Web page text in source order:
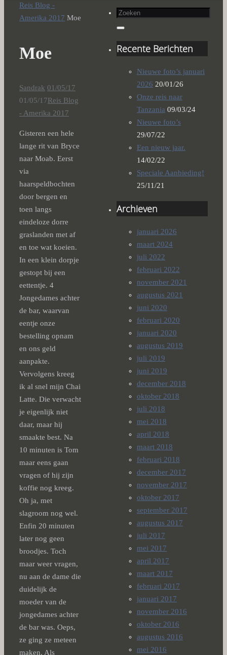
Home
Reis Blog -
Amerika 2017 Moe
Moe
Sandrak 01/05/17
01/05/17Reis Blog
- Amerika 2017
Gisteren een hele
lange rit van Bryce
naar Moab. Eerst
via
haarspeldbochten
door bergen en
toen langs
eindeloze dorre
graslanden met af
en toe wat koeien.
In een klein dorpje
gestopt bij een
eettentje. 4
Jongedames achter
de bar, waarvan
eentje onze
bestelling opnam
en ons geld
aanpakte.
Vervolgens kreeg
ik al snel mijn Chai
Latte. Die verwacht
je eigenlijk niet
daar, maar hij
smaakte best. Na
10 minuten is Tom
maar eens gaan
vragen of hij zijn
koffie nog kreeg.
Oh ja, met
slagroom nog wel.
Enfin 20 minuten
later nog geen
broodjes. Toch
maar weer vragen,
nu aan de dame die
duidelijk de
moeder van de
jongedames achter
de bar was. Oeps,
ze ging ze meteen
maken. Als
Zoeken
naar:
Zoeken
Recente Berichten
Nieuwe foto’s januari
2026 20/01/26
Onze reis naar
Tanzania 09/03/24
Nieuwe foto’s
29/07/22
Een nieuw jaar.
14/02/22
Speciale Aanbieding!
25/11/21
Archieven
januari 2026
maart 2024
juli 2022
februari 2022
november 2021
augustus 2021
juni 2020
februari 2020
januari 2020
augustus 2019
juli 2019
juni 2019
december 2018
oktober 2018
juli 2018
mei 2018
april 2018
maart 2018
februari 2018
december 2017
november 2017
oktober 2017
september 2017
augustus 2017
juli 2017
mei 2017
april 2017
maart 2017
februari 2017
januari 2017
november 2016
oktober 2016
augustus 2016
mei 2016